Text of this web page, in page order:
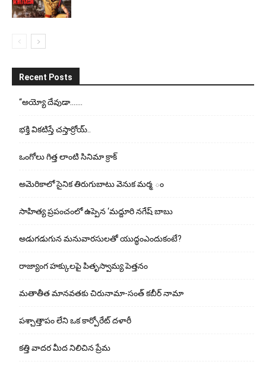
Recent Posts
“అయ్యో దేవుడా…….
భ‌క్తి విక‌టిస్తే చ‌స్తార్రోయ్‌..
ఒంగోలు గిత్త లాంటి సినిమా క్రాక్
అమెరికాలో సైనిక తిరుగుబాటు వెనుక మర్మ ం
సాహిత్య ప్రపంచంలో ఉప్పెన ‘మద్దూరి నగేష్ బాబు
అడుగ‌డుగున మ‌నువార‌సుల‌తో యుద్ధంఎందుకంటే?
రాజ్యాంగ హక్కులపై పితృస్వామ్య పెత్తనం
మతాతీత మానవతకు చిరునామా-సంత్ కబీర్ నామా
పశ్చాత్తాపం లేని ఒక కార్పోరేట్ దళారీ
కత్తి వాదర మీద నిలిచిన ప్రేమ